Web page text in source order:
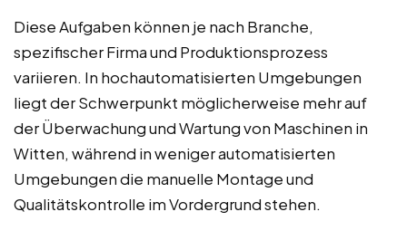
Diese Aufgaben können je nach Branche,
spezifischer Firma und Produktionsprozess
variieren. In hochautomatisierten Umgebungen
liegt der Schwerpunkt möglicherweise mehr auf
der Überwachung und Wartung von Maschinen in
Witten, während in weniger automatisierten
Umgebungen die manuelle Montage und
Qualitätskontrolle im Vordergrund stehen.